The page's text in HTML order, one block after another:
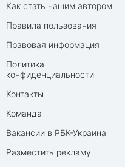
Как стать нашим автором
Правила пользования
Правовая информация
Политика
конфиденциальности
Контакты
Команда
Вакансии в РБК-Украина
Разместить рекламу